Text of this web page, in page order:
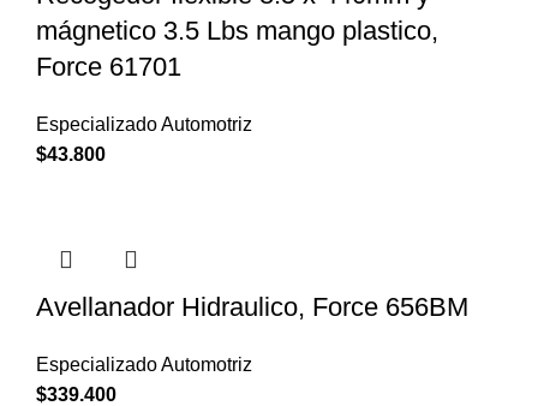
mágnetico 3.5 Lbs mango plastico,
Force 61701
Especializado Automotriz
$43.800
Avellanador Hidraulico, Force 656BM
Especializado Automotriz
$339.400